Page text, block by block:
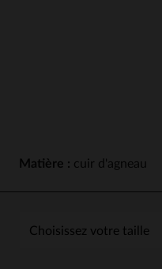
Matière : cuir d'agneau